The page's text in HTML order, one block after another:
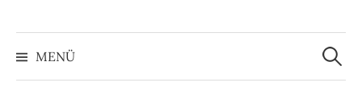
MENÜ
Suchen
nach: